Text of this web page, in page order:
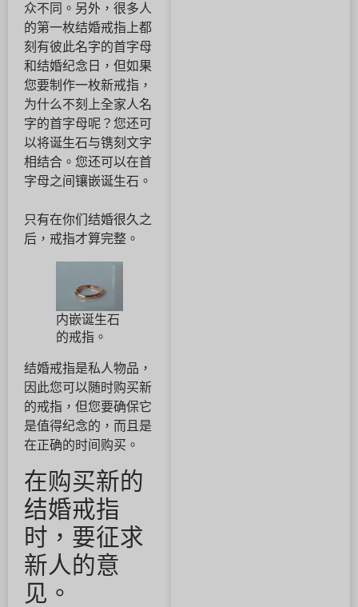
众不同。另外，很多人
的第一枚结婚戒指上都
刻有彼此名字的首字母
和结婚纪念日，但如果
您要制作一枚新戒指，
为什么不刻上全家人名
字的首字母呢？您还可
以将诞生石与镌刻文字
相结合。您还可以在首
字母之间镶嵌诞生石。
只有在你们结婚很久之
后，戒指才算完整。
内嵌诞生石
的戒指。
结婚戒指是私人物品，
因此您可以随时购买新
的戒指，但您要确保它
是值得纪念的，而且是
在正确的时间购买。
在购买新的
结婚戒指
时，要征求
新人的意
见。